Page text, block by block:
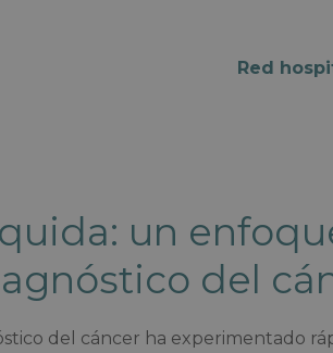
Red
un
del
del cáncer ha experimentado